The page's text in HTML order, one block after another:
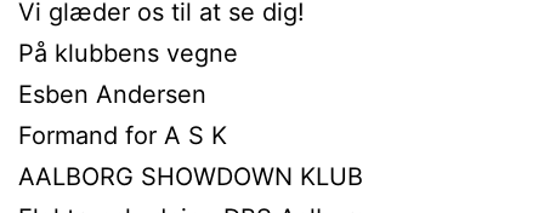
Vi glæder os til at se dig!
På klubbens vegne
Esben Andersen
Formand for A S K
AALBORG SHOWDOWN KLUB